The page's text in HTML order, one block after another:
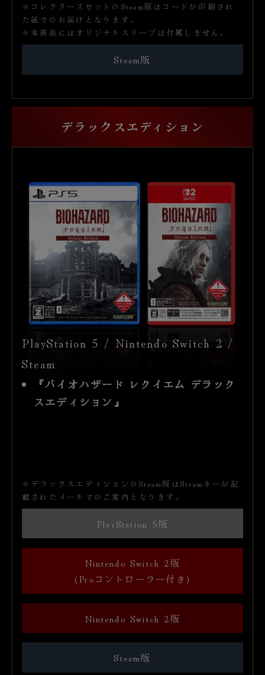
※コレクターズセットのSteam版はコードが印刷され
た紙でのお届けとなります。
※本商品にはオリジナルスリーブは付属しません。
Steam版
デラックスエディション
PlayStation 5 / Nintendo Switch 2 /
Steam
『バイオハザード レクイエム デラック
スエディション』
※デラックスエディションのSteam版はSteamキーが記
載されたメールでのご案内となります。
PlayStation 5版
Nintendo Switch 2版
(Proコントローラー付き)
Nintendo Switch 2版
Steam版